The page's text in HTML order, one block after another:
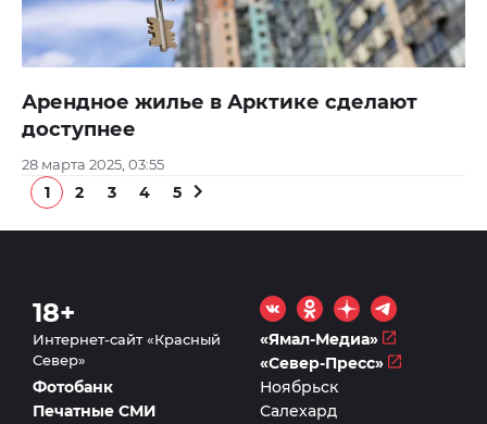
Арендное жилье в Арктике сделают
доступнее
28 марта 2025, 03:55
1 2 3 4 5
18+
Интернет-сайт «Красный
Север»
«Ямал-Медиа»
«Север-Пресс»
Фотобанк
Печатные СМИ
Ноябрьск
Салехард